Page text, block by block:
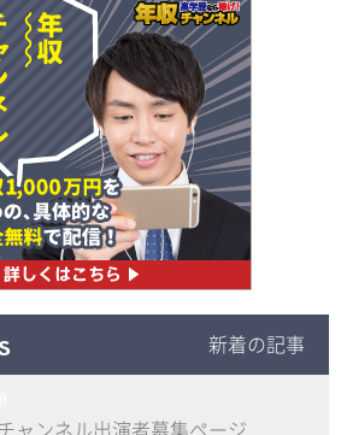
新着の記事
ャンネル出演者募集ページ